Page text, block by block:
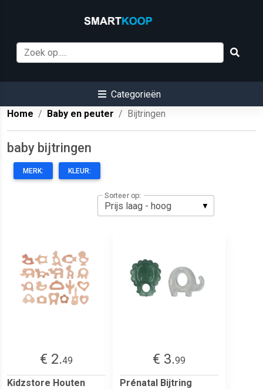
Categorieën
Home
Baby en peuter Bijtringen
baby bijtringen
MERK: KLEUR:
Sorteer op:
€ 2.49
Kidzstore Houten
€ 3.99
Prénatal Bijtring